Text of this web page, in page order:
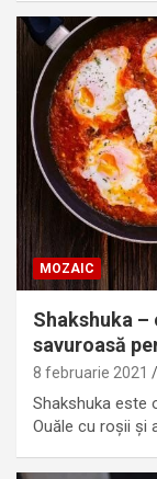
MOZAIC
Shakshuka –
savuroasă
8 februarie 2021
Shakshuka este
Ouăle cu roșii și